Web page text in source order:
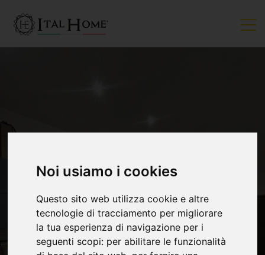
Noi usiamo i cookies
Questo sito web utilizza cookie e altre
tecnologie di tracciamento per migliorare
la tua esperienza di navigazione per i
seguenti scopi: per abilitare le funzionalità
VENDUTO